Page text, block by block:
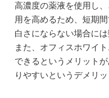
高濃度の薬液を使用し
用を高めるため、短期
白さにならない場合に
また、オフィスホワイ
できるというメリット
りやすいというデメリッ